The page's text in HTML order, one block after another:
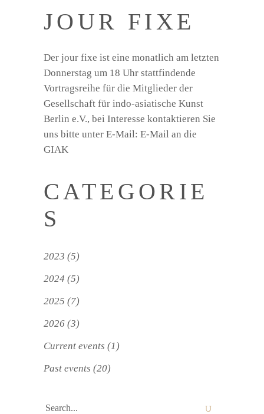
JOUR FIXE
Der jour fixe ist eine monatlich am letzten
Donnerstag um 18 Uhr stattfindende
Vortragsreihe für die Mitglieder der
Gesellschaft für indo-asiatische Kunst
Berlin e.V., bei Interesse kontaktieren Sie
uns bitte unter E-Mail: E-Mail an die
GIAK
CATEGORIE
S
2023 (5)
2024 (5)
2025 (7)
2026 (3)
Current events (1)
Past events (20)
Search